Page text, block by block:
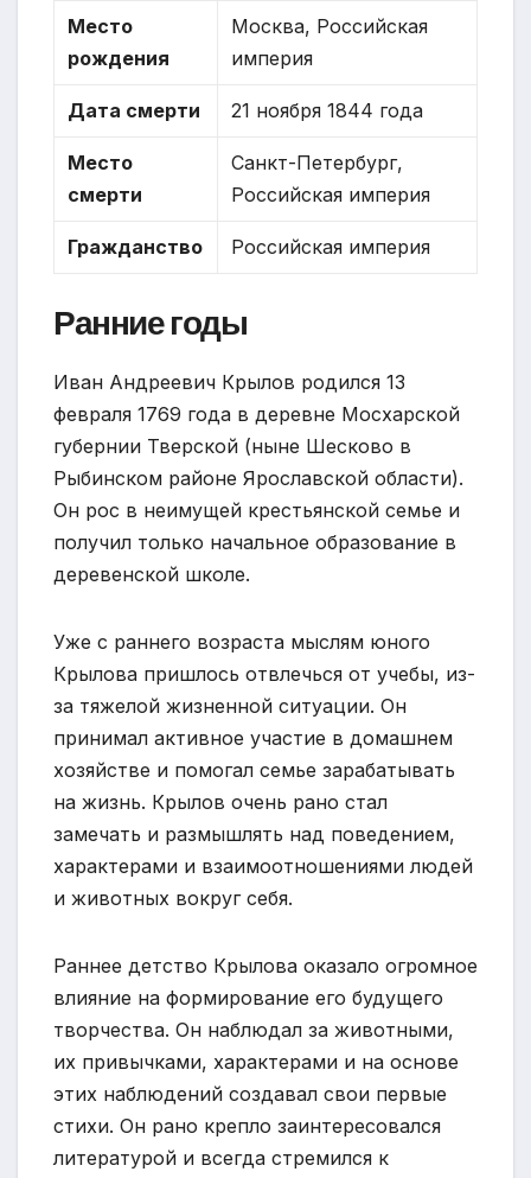
Место
рождения
Москва, Российская
империя
Дата смерти 21 ноября 1844 года
Место
смерти
Санкт-Петербург,
Российская империя
Гражданство Российская империя
Ранние годы
Иван Андреевич Крылов родился 13
февраля 1769 года в деревне Мосхарской
губернии Тверской (ныне Шесково в
Рыбинском районе Ярославской области).
Он рос в неимущей крестьянской семье и
получил только начальное образование в
деревенской школе.
Уже с раннего возраста мыслям юного
Крылова пришлось отвлечься от учебы, из-
за тяжелой жизненной ситуации. Он
принимал активное участие в домашнем
хозяйстве и помогал семье зарабатывать
на жизнь. Крылов очень рано стал
замечать и размышлять над поведением,
характерами и взаимоотношениями людей
и животных вокруг себя.
Раннее детство Крылова оказало огромное
влияние на формирование его будущего
творчества. Он наблюдал за животными,
их привычками, характерами и на основе
этих наблюдений создавал свои первые
стихи. Он рано крепло заинтересовался
литературой и всегда стремился к